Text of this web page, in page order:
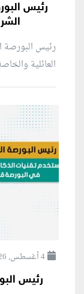
رئيس
رئيس
العائلية
4 أغسطس, 2026
رئيس